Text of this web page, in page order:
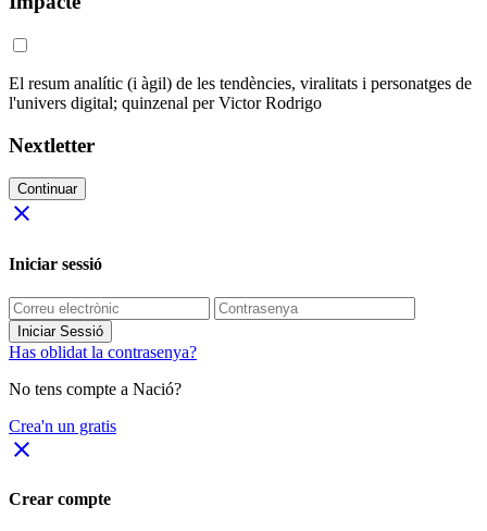
El resum analític (i àgil) de les tendències, viralitats i personatges de
l'univers digital; quinzenal per Victor Rodrigo
Nextletter
Continuar
close
Iniciar sessió
Iniciar Sessió
Has oblidat la contrasenya?
No tens compte a Nació?
Crea'n un gratis
close
Crear compte